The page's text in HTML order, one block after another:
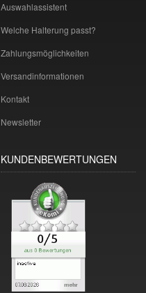
Auswahlassistent
Welche Halterung passt?
Zahlungsmöglichkeiten
Versandinformationen
Kontakt
Newsletter
KUNDENBEWERTUNGEN